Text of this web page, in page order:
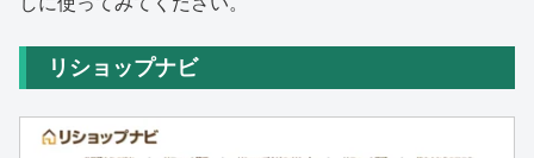
リショップナビ